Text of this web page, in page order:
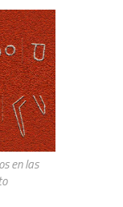
en las